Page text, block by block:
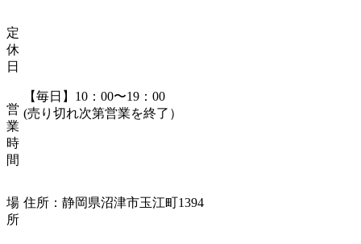
定
休
日
営
業
時
間
【毎日】10：00〜19：00
(売り切れ次第営業を終了）
場
所
住所：静岡県沼津市玉江町1394